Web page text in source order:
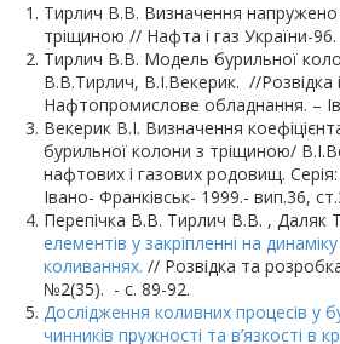
Тирлич В.В. Визначення
тріщиною // Нафта і газ України-
Тирлич В.В. Модель бурильної
В.В.Тирлич, В.І.Векерик. //
Нафтопромислове обладнання. –
Векерик В.І. Визначення
бурильної колони з тріщиною/
нафтових і газових родовищ.
Івано- Франківськ- 1999.- вип.36,
Перепічка В.В. Тирлич В.В. ,
елементів у закріпленні на
коливаннях. // Розвідка та
№2(35). - с. 89-92.
Дослідження коливних процесів у
чинників пружності та в’язкості в